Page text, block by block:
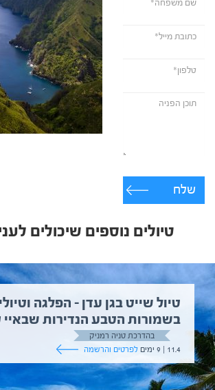
שלח
טיולים נוספים שיכולים
טיול שייט בגן עדן – הפלגה
בשמורות הטבע הנדירות שבאיי
בהדרכת טניה רמניק
11.4 | 9 ימים
לפרטים והרשמה